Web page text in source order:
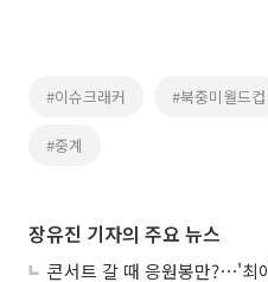
#이슈크래커 #북중미월드컵
#중계
장유진 기자의 주요 뉴스
콘서트 갈 때 응원봉만?⋯'최